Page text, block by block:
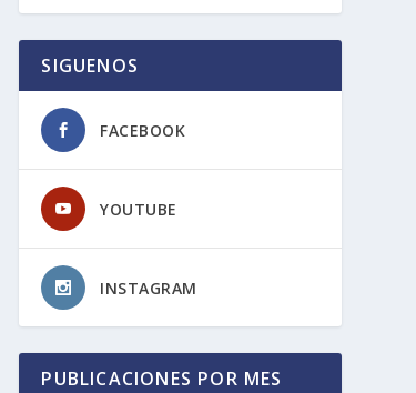
SIGUENOS
FACEBOOK
YOUTUBE
INSTAGRAM
PUBLICACIONES POR MES